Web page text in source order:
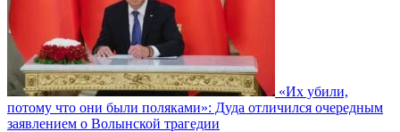
«Их убили,
потому что они были поляками»: Дуда отличился очередным
заявлением о Волынской трагедии